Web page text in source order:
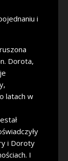
i
Dorota,
latach w
i Doroty
I